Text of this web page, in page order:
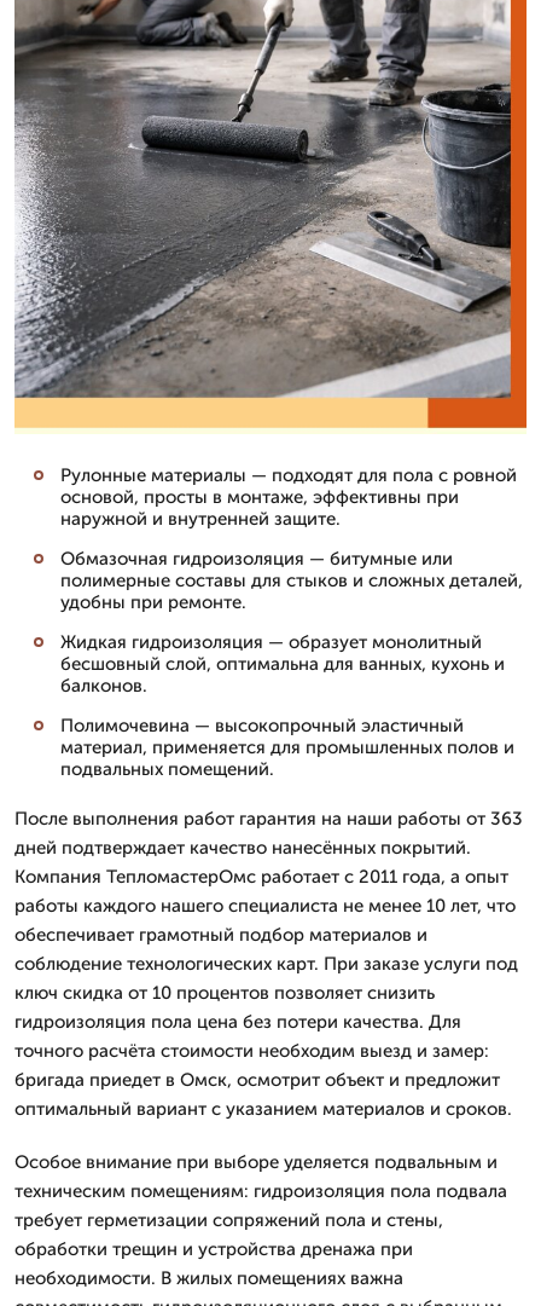
Рулонные материалы — подходят для пола с ровной
основой, просты в монтаже, эффективны при
наружной и внутренней защите.
Обмазочная гидроизоляция — битумные или
полимерные составы для стыков и сложных деталей,
удобны при ремонте.
Жидкая гидроизоляция — образует монолитный
бесшовный слой, оптимальна для ванных, кухонь и
балконов.
Полимочевина — высокопрочный эластичный
материал, применяется для промышленных полов и
подвальных помещений.
После выполнения работ гарантия на наши работы от 363
дней подтверждает качество нанесённых покрытий.
Компания ТепломастерОмс работает с 2011 года, а опыт
работы каждого нашего специалиста не менее 10 лет, что
обеспечивает грамотный подбор материалов и
соблюдение технологических карт. При заказе услуги под
ключ скидка от 10 процентов позволяет снизить
гидроизоляция пола цена без потери качества. Для
точного расчёта стоимости необходим выезд и замер:
бригада приедет в Омск, осмотрит объект и предложит
оптимальный вариант с указанием материалов и сроков.
Особое внимание при выборе уделяется подвальным и
техническим помещениям: гидроизоляция пола подвала
требует герметизации сопряжений пола и стены,
обработки трещин и устройства дренажа при
необходимости. В жилых помещениях важна